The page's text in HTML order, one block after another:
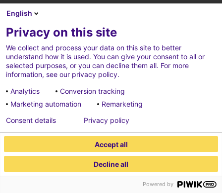
Propósito: Información sobre visitas.
Cookies de Terceros
Econocom puede utilizar servicios de terceros que
instalan sus propias cookies o tecnologías de
seguimiento (Google, Meta, LinkedIn, HubSpot o
Cloudflare) para finalidades de publicidad o de
interacción con redes sociales. Econocom no
dispone de acceso a la información que recopilan
directamente los terceros a través de sus propias
Puede consultar sus respectivas políticas de cookies
para obtener información detallada sobre sus
English
Privacy on this site
We collect and process your data on this site to better
understand how it is used. You can give your consent to all or
selected purposes, or you can decline them all. For more
information, see our privacy policy.
Analytics
Conversion tracking
Marketing automation
Remarketing
Accept all
Decline all
Consent details Privacy policy
Powered by